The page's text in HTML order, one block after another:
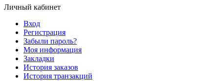
Личный кабинет
Вход
Регистрация
Забыли пароль?
Моя информация
Закладки
История заказов
История транзакций